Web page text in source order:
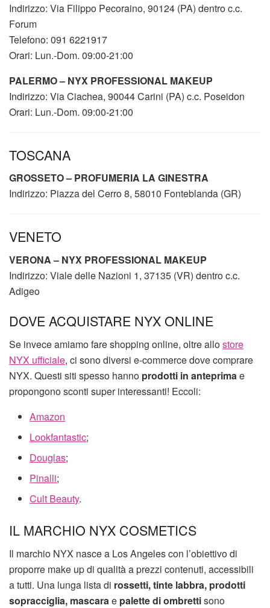
Indirizzo: Via Filippo Pecoraino, 90124 (PA) dentro c.c.
Forum
Telefono: 091 6221917
Orari: Lun.-Dom. 09:00-21:00
PALERMO – NYX PROFESSIONAL MAKEUP
Indirizzo: Via Ciachea, 90044 Carini (PA) c.c. Poseidon
Orari: Lun.-Dom. 09:00-21:00
TOSCANA
GROSSETO – PROFUMERIA LA GINESTRA
Indirizzo: Piazza del Cerro 8, 58010 Fonteblanda (GR)
VENETO
VERONA – NYX PROFESSIONAL MAKEUP
Indirizzo: Viale delle Nazioni 1, 37135 (VR) dentro c.c.
Adigeo
DOVE ACQUISTARE NYX ONLINE
Se invece amiamo fare shopping online, oltre allostore
NYX ufficiale, ci sono diversi e-commerce dove comprare
NYX. Questi siti spesso hanno prodotti in anteprimae
propongono sconti super interessanti! Eccoli:
Amazon
Lookfantastic;
Douglas;
Pinalli;
Cult Beauty.
IL MARCHIO NYX COSMETICS
Il marchio NYX nasce a Los Angeles con l’obiettivo di
proporre make up di qualità a prezzi contenuti, accessibili
a tutti. Una lunga lista di rossetti, tinte labbra, prodotti
sopracciglia, mascarae palette di ombrettisono